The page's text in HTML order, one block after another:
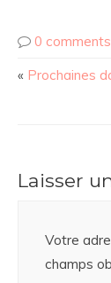
0 comments
« Prochaines
Laisser
Votre
champs